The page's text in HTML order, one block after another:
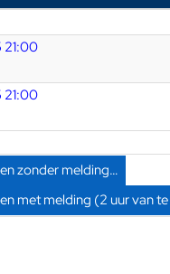
zonder melding…
met melding (2 uur van